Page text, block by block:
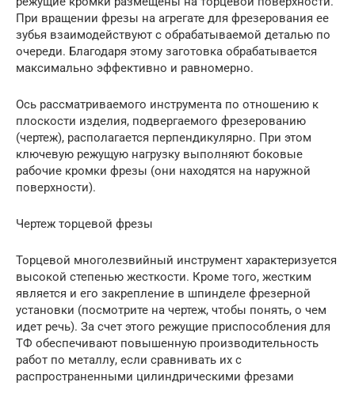
При вращении фрезы на агрегате для фрезерования ее
зубья взаимодействуют с обрабатываемой деталью по
очереди. Благодаря этому заготовка обрабатывается
максимально эффективно и равномерно.
Ось рассматриваемого инструмента по отношению к
плоскости изделия, подвергаемого фрезерованию
(чертеж), располагается перпендикулярно. При этом
ключевую режущую нагрузку выполняют боковые
рабочие кромки фрезы (они находятся на наружной
поверхности).
Чертеж торцевой фрезы
Торцевой многолезвийный инструмент характеризуется
высокой степенью жесткости. Кроме того, жестким
является и его закрепление в шпинделе фрезерной
установки (посмотрите на чертеж, чтобы понять, о чем
идет речь). За счет этого режущие приспособления для
ТФ обеспечивают повышенную производительность
работ по металлу, если сравнивать их с
распространенными цилиндрическими фрезами